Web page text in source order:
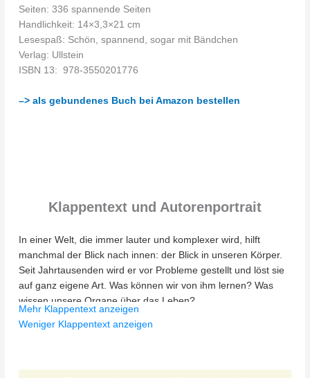
Seiten: 336 spannende Seiten
Handlichkeit: 14×3,3×21 cm
Lesespaß: Schön, spannend, sogar mit Bändchen
Verlag: Ullstein
ISBN 13: ‎ 978-3550201776
–> als gebundenes Buch bei Amazon bestellen
Klappentext und Autorenportrait
In einer Welt, die immer lauter und komplexer wird, hilft
manchmal der Blick nach innen: der Blick in unseren Körper.
Seit Jahrtausenden wird er vor Probleme gestellt und löst sie
auf ganz eigene Art. Was können wir von ihm lernen? Was
wissen unsere Organe über das Leben?
Giulia Enders nimmt uns mit auf eine faszinierende
Mehr Klappentext anzeigen
Weniger Klappentext anzeigen